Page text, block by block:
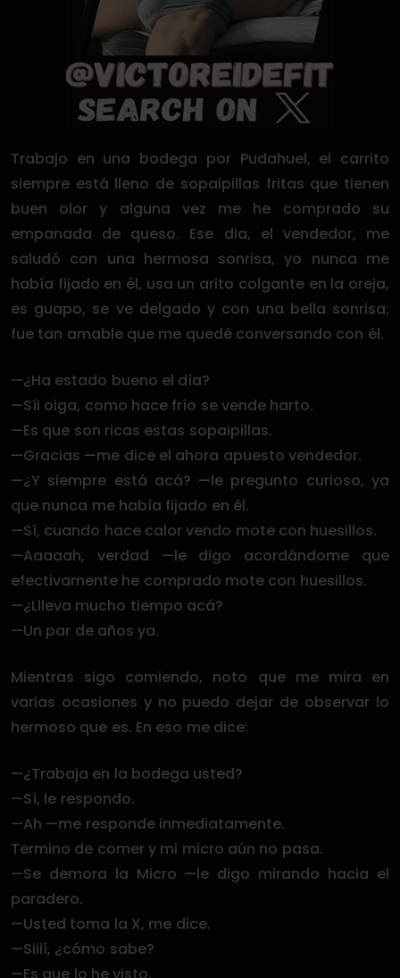
Trabajo en una bodega por Pudahuel, el carrito
siempre está lleno de sopaipillas fritas que tienen
buen olor y alguna vez me he comprado su
empanada de queso. Ese dia, el vendedor, me
saludó con una hermosa sonrisa, yo nunca me
había fijado en él, usa un arito colgante en la oreja,
es guapo, se ve delgado y con una bella sonrisa;
fue tan amable que me quedé conversando con él.
—¿Ha estado bueno el día?
—Síi oiga, como hace frío se vende harto.
—Es que son ricas estas sopaipillas.
—Gracias —me dice el ahora apuesto vendedor.
—¿Y siempre está acá? —le pregunto curioso, ya
que nunca me había fijado en él.
—Sí, cuando hace calor vendo mote con huesillos.
—Aaaaah, verdad —le digo acordándome que
efectivamente he comprado mote con huesillos.
—¿Llleva mucho tiempo acá?
—Un par de años ya.
Mientras sigo comiendo, noto que me mira en
varias ocasiones y no puedo dejar de observar lo
hermoso que es. En eso me dice:
—¿Trabaja en la bodega usted?
—Sí, le respondo.
—Ah —me responde inmediatamente.
Termino de comer y mi micro aún no pasa.
—Se demora la Micro —le digo mirando hacia el
paradero.
—Usted toma la X, me dice.
—Siiií, ¿cómo sabe?